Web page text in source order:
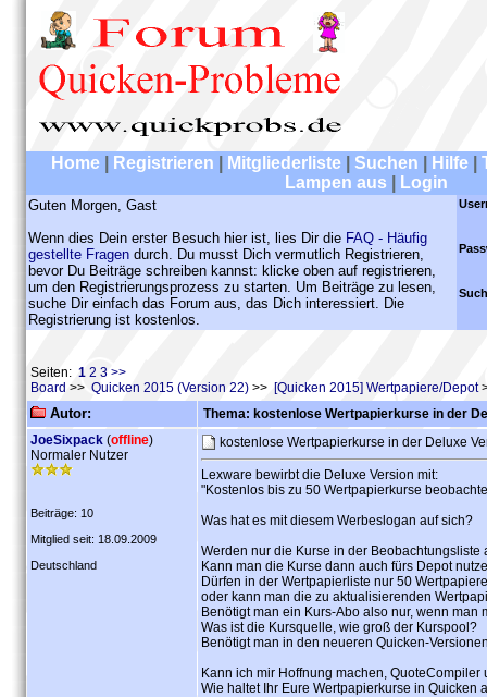
Home Registrieren Mitgliederliste Suchen Hilfe
Lampen aus
Login
Guten Morgen, Gast
Wenn dies Dein erster Besuch hier ist, lies Dir die FAQ - Häufig
gestellte Fragen durch. Du musst Dich vermutlich Registrieren,
bevor Du Beiträge schreiben kannst: klicke oben auf registrieren,
um den Registrierungsprozess zu starten. Um Beiträge zu lesen,
suche Dir einfach das Forum aus, das Dich interessiert. Die
Registrierung ist kostenlos.
Seiten: 1 2 3 >>
Board >> Quicken 2015 (Version 22) >> [Quicken 2015] Wertpapiere/Depot
Autor:
Thema: kostenlose Wertpapierkurse in der
JoeSixpack (offline)
Normaler Nutzer
Beiträge: 10
Mitglied seit: 18.09.2009
Deutschland
kostenlose Wertpapierkurse in der Deluxe
Lexware bewirbt die Deluxe Version mit:
"Kostenlos bis zu 50 Wertpapierkurse
Was hat es mit diesem Werbeslogan auf sich?
Werden nur die Kurse in der Beobachtungsliste
Kann man die Kurse dann auch fürs Depot
Dürfen in der Wertpapierliste nur 50
oder kann man die zu aktualisierenden
Benötigt man ein Kurs-Abo also nur, wenn
Was ist die Kursquelle, wie groß der Kurspool?
Benötigt man in den neueren Quicken-
Kann ich mir Hoffnung machen,
Wie haltet Ihr Eure Wertpapierkurse in Quicken